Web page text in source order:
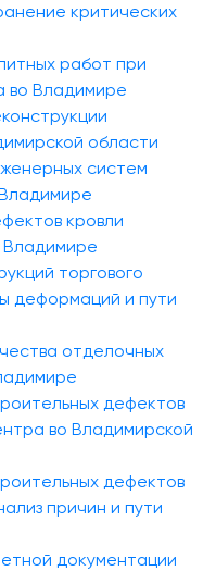
критических
работ при
во Владимире
области
систем
кровли
Владимире
торгового
деформаций и пути
отделочных
дефектов
во Владимирской
дефектов
причин и пути
документации